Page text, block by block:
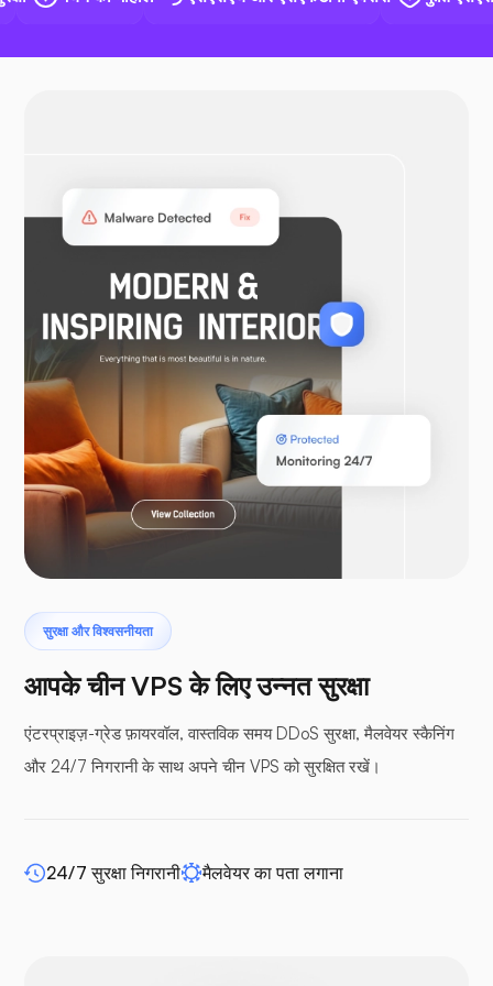
डाक में काम करनेवाला मज़दूर
ओपनवीपीएन
Woocommerce
laravel
टेरोडक्टाइल
सुरक्षा और विश्वसनीयता
आपके चीन VPS के लिए उन्नत सुरक्षा
एंटरप्राइज़-ग्रेड फ़ायरवॉल, वास्तविक समय DDoS सुरक्षा, मैलवेयर स्कैनिंग
और 24/7 निगरानी के साथ अपने चीन VPS को सुरक्षित रखें।
24/7 सुरक्षा निगरानी मैलवेयर का पता लगाना